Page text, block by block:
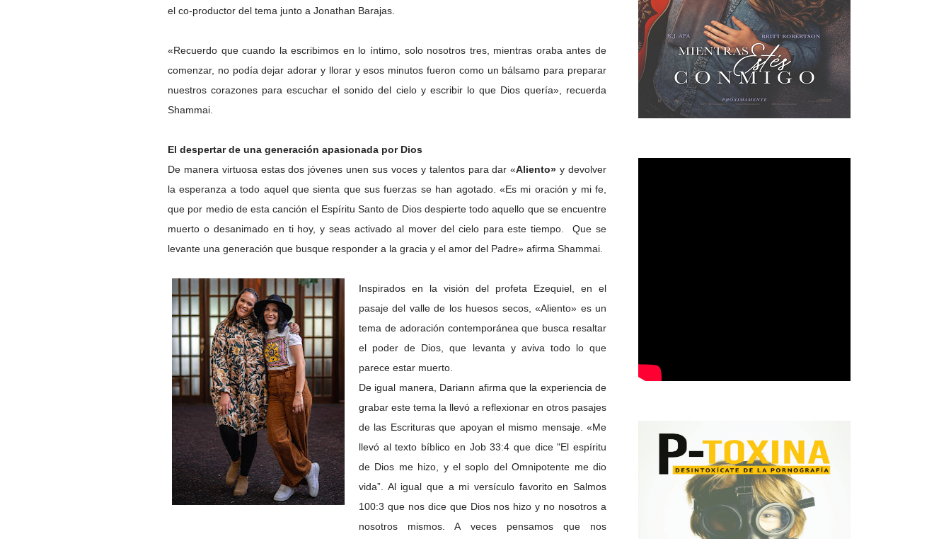
el co-productor del tema junto a Jonathan Barajas.
«Recuerdo que cuando la escribimos en lo íntimo, solo nosotros tres, mientras oraba antes de
comenzar, no podía dejar adorar y llorar y esos minutos fueron como un bálsamo para preparar
nuestros corazones para escuchar el sonido del cielo y escribir lo que Dios quería», recuerda
Shammai.
El despertar de una generación apasionada por Dios
De manera virtuosa estas dos jóvenes unen sus voces y talentos para dar «Aliento» y devolver
la esperanza a todo aquel que sienta que sus fuerzas se han agotado. «Es mi oración y mi fe,
que por medio de esta canción el Espíritu Santo de Dios despierte todo aquello que se encuentre
muerto o desanimado en ti hoy, y seas activado al mover del cielo para este tiempo.
Que se
levante una generación que busque responder a la gracia y el amor del Padre» afirma Shammai.
Inspirados en la visión del profeta Ezequiel, en el
pasaje del valle de los huesos secos, «Aliento» es un
tema de adoración contemporánea que busca resaltar
el poder de Dios, que levanta y aviva todo lo que
parece estar muerto.
De igual manera, Dariann afirma que la experiencia de
grabar este tema la llevó a reflexionar en otros pasajes
de las Escrituras que apoyan el mismo mensaje. «Me
llevó al texto bíblico en Job 33:4 que dice "El espíritu
de Dios me hizo, y el soplo del Omnipotente me dio
vida”. Al igual que a mi versículo favorito en Salmos
100:3 que nos dice que Dios nos hizo y no nosotros a
nosotros mismos. A veces pensamos que nos